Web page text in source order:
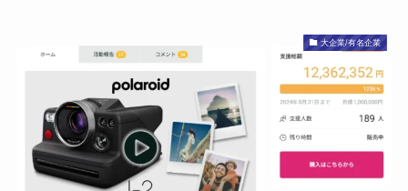
大企業/有名企業